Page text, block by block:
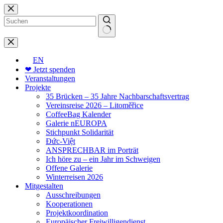
Zum
Inhalt
springen
Keine
Ergebnisse
EN
❤ Jetzt spenden
Veranstaltungen
Projekte
35 Brücken – 35 Jahre Nachbarschaftsvertrag
Vereinsreise 2026 – Litoměřice
CoffeeBag Kalender
Galerie nEUROPA
Stichpunkt Solidarität
Đức-Việt
ANSPRECHBAR im Porträt
Ich höre zu – ein Jahr im Schweigen
Offene Galerie
Winterreisen 2026
Mitgestalten
Ausschreibungen
Kooperationen
Projektkoordination